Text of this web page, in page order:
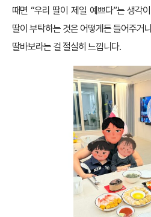
때면 “우리 딸이 제일 예쁘다”는 생각
딸이 부탁하는 것은 어떻게든 들어주거
딸바보라는 걸 절실히 느낍니다.